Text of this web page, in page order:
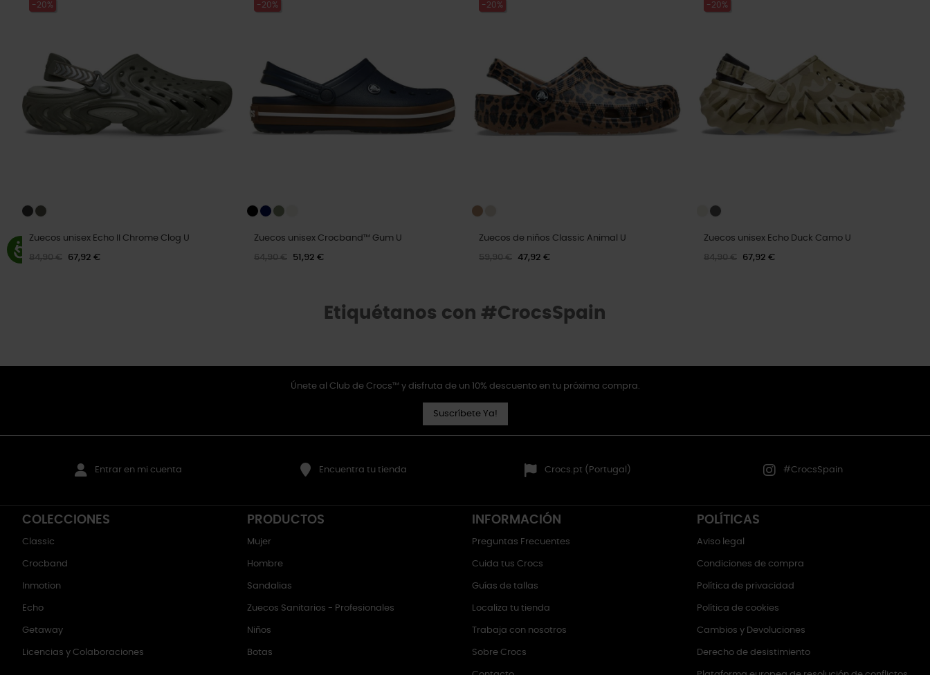
-20%
Zuecos unisex Echo II Chrome Clog U
84,90 € 67,92 €
-20%
Zuecos unisex Crocband™ Gum U
64,90 € 51,92 €
-20%
Zuecos de niños Classic Animal U
59,90 € 47,92 €
-20%
Zuecos unisex Echo Duck Camo U
84,90 € 67,92 €
Etiquétanos con #CrocsSpain
Únete al Club de Crocs™ y disfruta de un 10% descuento en tu próxima compra.
Suscríbete Ya!
Entrar en mi cuenta Encuentra tu tienda Crocs.pt (Portugal) #CrocsSpain
COLECCIONES
Classic
Crocband
Inmotion
Echo
Getaway
Licencias y Colaboraciones
PRODUCTOS
Mujer
Hombre
Sandalias
Zuecos Sanitarios - Profesionales
Niños
Botas
INFORMACIÓN
Preguntas Frecuentes
Cuida tus Crocs
Guías de tallas
Localiza tu tienda
Trabaja con nosotros
Sobre Crocs
POLÍTICAS
Aviso legal
Condiciones de compra
Política de privacidad
Política de cookies
Cambios y Devoluciones
Derecho de desistimiento